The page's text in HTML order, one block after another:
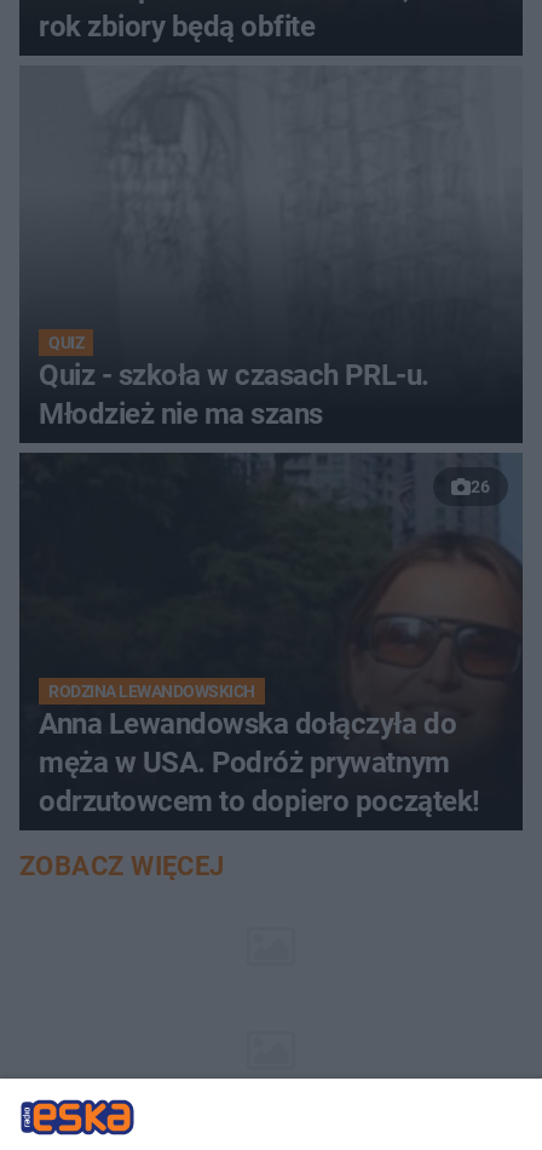
rok zbiory będą obfite
QUIZ
Quiz - szkoła w czasach PRL-u.
Młodzież nie ma szans
26
RODZINA LEWANDOWSKICH
Anna Lewandowska dołączyła do
męża w USA. Podróż prywatnym
odrzutowcem to dopiero początek!
ZOBACZ WIĘCEJ